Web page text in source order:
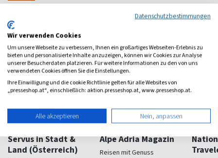
Servus in Stadt &
Land (Österreich)
Alpe Adria Magazin
Reisen mit Genuss
Datenschutzbestimmungen
Wir verwenden Cookies
Um unsere Webseite zu verbessern, Ihnen ein großartiges Webseiten-Erlebnis zu
bieten und personalisierte Inhalte anzuzeigen, können wir Cookies zur Analyse
unserer Besucherdaten platzieren. Für weitere Informationen zu den von uns
verwendeten Cookies öffnen Sie die Einstellungen.
Ihre Einwilligung und die cookie Richtlinie gelten für alle Websites von
„presseshop.at“, einschließlich: aktion.presseshop.at, www.presseshop.at.
Alle akzeptieren Nein, anpassen